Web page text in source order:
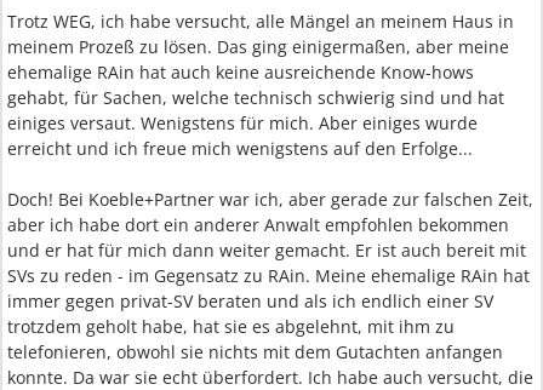
Trotz WEG, ich habe versucht, alle Mängel an meinem Haus in
meinem Prozeß zu lösen. Das ging einigermaßen, aber meine
ehemalige RAin hat auch keine ausreichende Know-hows
gehabt, für Sachen, welche technisch schwierig sind und hat
einiges versaut. Wenigstens für mich. Aber einiges wurde
erreicht und ich freue mich wenigstens auf den Erfolge...
Doch! Bei Koeble+Partner war ich, aber gerade zur falschen Zeit,
aber ich habe dort ein anderer Anwalt empfohlen bekommen
und er hat für mich dann weiter gemacht. Er ist auch bereit mit
SVs zu reden - im Gegensatz zu RAin. Meine ehemalige RAin hat
immer gegen privat-SV beraten und als ich endlich einer SV
trotzdem geholt habe, hat sie es abgelehnt, mit ihm zu
telefonieren, obwohl sie nichts mit dem Gutachten anfangen
konnte. Da war sie echt überfordert. Ich habe auch versucht, die